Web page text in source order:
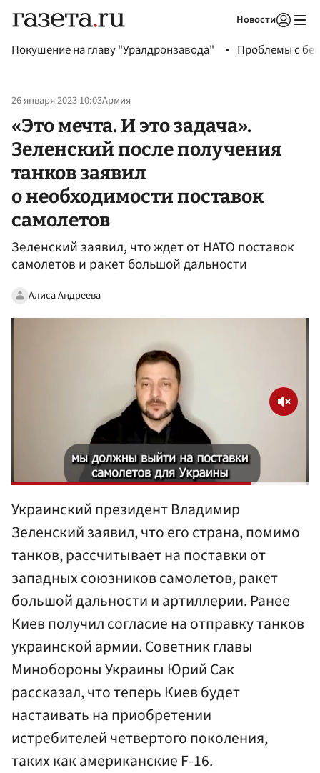
Новости
Покушение на главу "Уралдронзавода" Проблемы с
26 января 2023 10:03Армия
«Это мечта. И это задача».
Зеленский после получения
танков заявил
о необходимости поставок
самолетов
Зеленский заявил, что ждет от НАТО поставок
самолетов и ракет большой дальности
Алиса Андреева
Украинский президент Владимир
Зеленский заявил, что его страна, помимо
танков, рассчитывает на поставки от
западных союзников самолетов, ракет
большой дальности и артиллерии. Ранее
Киев получил согласие на отправку танков
украинской армии. Советник главы
Минобороны Украины Юрий Сак
рассказал, что теперь Киев будет
настаивать на приобретении
истребителей четвертого поколения,
таких как американские F-16.